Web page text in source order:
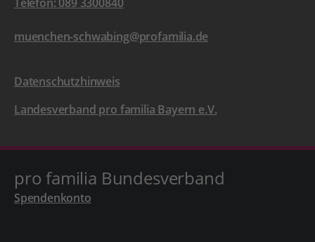
muenchen-schwabing@profamilia.de
Datenschutzhinweis
Landesverband pro familia Bayern e.V.
pro familia Bundesverband
Spendenkonto